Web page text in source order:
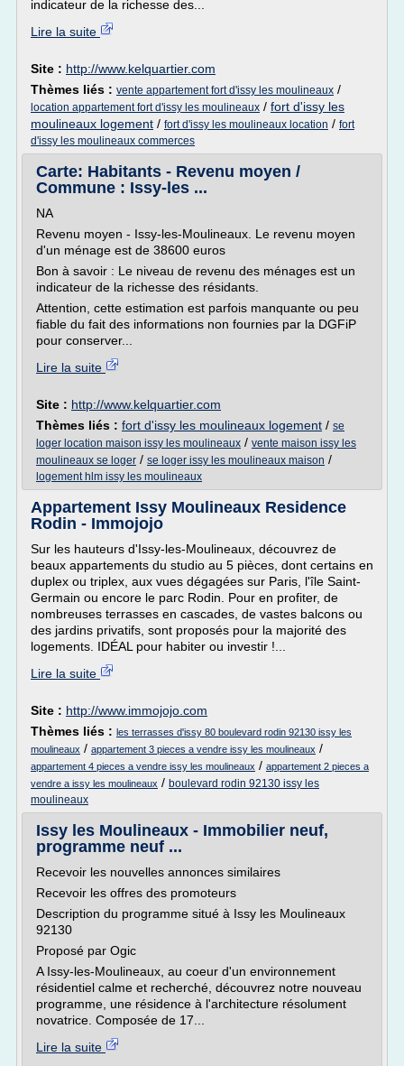
indicateur de la richesse des...
Lire la suite
Site : http://www.kelquartier.com
Thèmes liés : vente appartement fort d'issy les moulineaux /
location appartement fort d'issy les moulineaux / fort d'issy les
moulineaux logement / fort d'issy les moulineaux location / fort
d'issy les moulineaux commerces
Carte: Habitants - Revenu moyen /
Commune : Issy-les ...
NA
Revenu moyen - Issy-les-Moulineaux. Le revenu moyen
d'un ménage est de 38600 euros
Bon à savoir : Le niveau de revenu des ménages est un
indicateur de la richesse des résidants.
Attention, cette estimation est parfois manquante ou peu
fiable du fait des informations non fournies par la DGFiP
pour conserver...
Lire la suite
Site : http://www.kelquartier.com
Thèmes liés : fort d'issy les moulineaux logement / se
loger location maison issy les moulineaux / vente maison issy les
moulineaux se loger / se loger issy les moulineaux maison /
logement hlm issy les moulineaux
Appartement Issy Moulineaux Residence
Rodin - Immojojo
Sur les hauteurs d'Issy-les-Moulineaux, découvrez de
beaux appartements du studio au 5 pièces, dont certains en
duplex ou triplex, aux vues dégagées sur Paris, l'île Saint-
Germain ou encore le parc Rodin. Pour en profiter, de
nombreuses terrasses en cascades, de vastes balcons ou
des jardins privatifs, sont proposés pour la majorité des
logements. IDÉAL pour habiter ou investir !...
Lire la suite
Site : http://www.immojojo.com
Thèmes liés : les terrasses d'issy 80 boulevard rodin 92130 issy les
moulineaux / appartement 3 pieces a vendre issy les moulineaux /
appartement 4 pieces a vendre issy les moulineaux / appartement 2 pieces a
vendre a issy les moulineaux / boulevard rodin 92130 issy les
moulineaux
Issy les Moulineaux - Immobilier neuf,
programme neuf ...
Recevoir les nouvelles annonces similaires
Recevoir les offres des promoteurs
Description du programme situé à Issy les Moulineaux
92130
Proposé par Ogic
A Issy-les-Moulineaux, au coeur d'un environnement
résidentiel calme et recherché, découvrez notre nouveau
programme, une résidence à l'architecture résolument
novatrice. Composée de 17...
Lire la suite